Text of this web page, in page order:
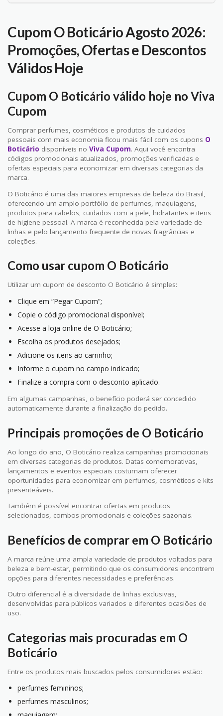
Cupom O Boticário Agosto 2026:
Promoções, Ofertas e Descontos
Válidos Hoje
Cupom O Boticário válido hoje no Viva
Cupom
Comprar perfumes, cosméticos e produtos de cuidados
pessoais com mais economia ficou mais fácil com os cupons O
Boticário disponíveis no Viva Cupom. Aqui você encontra
códigos promocionais atualizados, promoções verificadas e
ofertas especiais para economizar em diversas categorias da
marca.
O Boticário é uma das maiores empresas de beleza do Brasil,
oferecendo um amplo portfólio de perfumes, maquiagens,
produtos para cabelos, cuidados com a pele, hidratantes e itens
de higiene pessoal. A marca é reconhecida pela variedade de
linhas e pelo lançamento frequente de novas fragrâncias e
coleções.
Como usar cupom O Boticário
Utilizar um cupom de desconto O Boticário é simples:
Clique em “Pegar Cupom”;
Copie o código promocional disponível;
Acesse a loja online de O Boticário;
Escolha os produtos desejados;
Adicione os itens ao carrinho;
Informe o cupom no campo indicado;
Finalize a compra com o desconto aplicado.
Em algumas campanhas, o benefício poderá ser concedido
automaticamente durante a finalização do pedido.
Principais promoções de O Boticário
Ao longo do ano, O Boticário realiza campanhas promocionais
em diversas categorias de produtos. Datas comemorativas,
lançamentos e eventos especiais costumam oferecer
oportunidades para economizar em perfumes, cosméticos e kits
presenteáveis.
Também é possível encontrar ofertas em produtos
selecionados, combos promocionais e coleções sazonais.
Benefícios de comprar em O Boticário
A marca reúne uma ampla variedade de produtos voltados para
beleza e bem-estar, permitindo que os consumidores encontrem
opções para diferentes necessidades e preferências.
Outro diferencial é a diversidade de linhas exclusivas,
desenvolvidas para públicos variados e diferentes ocasiões de
uso.
Categorias mais procuradas em O
Boticário
Entre os produtos mais buscados pelos consumidores estão:
perfumes femininos;
perfumes masculinos;